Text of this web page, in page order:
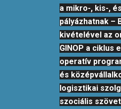
a mikro-, kis-,
pályázhatnak –
kivételével az
GINOP a ciklus
operatív
és
logisztikai
szociális